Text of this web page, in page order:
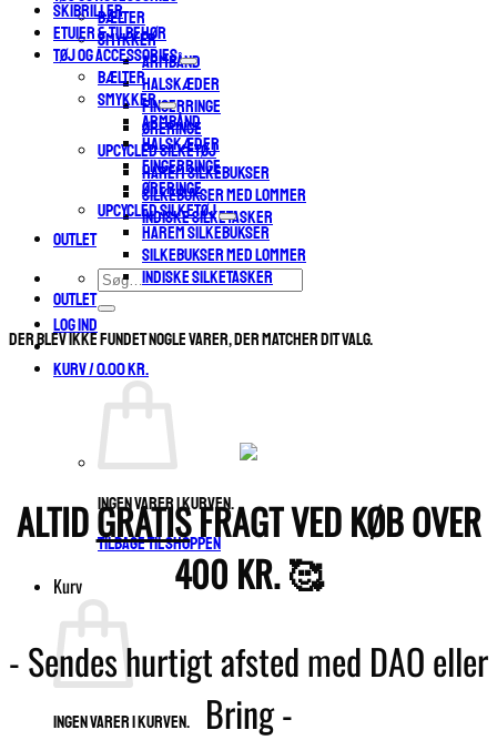
BÆLTER
SMYKKER
ARMBÅND
HALSKÆDER
FINGERRINGE
ØRERINGE
UPCYCLED SILKETØJ
HAREM SILKEBUKSER
SILKEBUKSER MED LOMMER
INDISKE SILKETASKER
OUTLET
Søg
efter:
Log ind
Kurv /0.00kr.
Ingen varer i kurven.
Tilbage til shoppen
Kurv
Ingen varer i kurven.
SKIBRILLER
ETUIER & TILBEHØR
TØJ OG ACCESSORIES
BÆLTER
SMYKKER
ARMBÅND
HALSKÆDER
FINGERRINGE
ØRERINGE
UPCYCLED SILKETØJ
HAREM SILKEBUKSER
SILKEBUKSER MED LOMMER
INDISKE SILKETASKER
OUTLET
Der blev ikke fundet nogle varer, der matcher dit valg.
ALTIDGRATISFRAGT VED KØB OVER
400 KR. 🥰
- Sendes hurtigt afsted med DAO eller
Bring -